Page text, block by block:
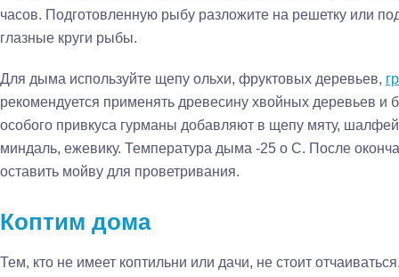
часов. Подготовленную рыбу разложите на решетку или
глазные круги рыбы.
Для дыма используйте щепу ольхи, фруктовых деревьев,
рекомендуется применять древесину хвойных деревьев
особого привкуса гурманы добавляют в щепу мяту,
миндаль, ежевику. Температура дыма -25 о С. После
оставить мойву для проветривания.
Коптим дома
Тем, кто не имеет коптильни или дачи, не стоит